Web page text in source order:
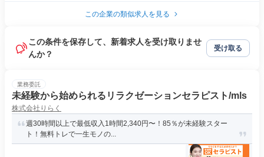
この企業の類似求人を見る
この条件を保存して、新着求人を受け取りませ
んか？
受け取る
業務委託
未経験から始められるリラクゼーションセラピスト/mls
株式会社りらく
週30時間以上で最低収入1時間2,340円〜！85％が未経験スター
ト！無料トレで一生モノの...